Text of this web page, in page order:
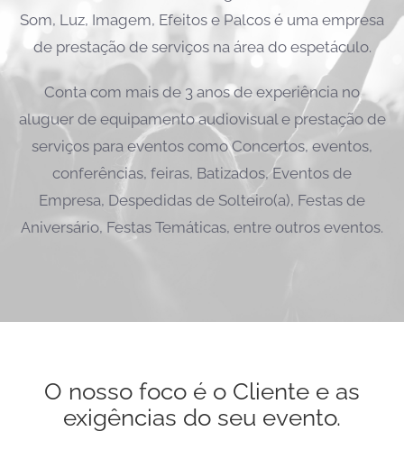
Som, Luz, Imagem, Efeitos e Palcos é uma empresa
de prestação de serviços na área do espetáculo.
Conta com mais de 3 anos de experiência no
aluguer de equipamento audiovisual e prestação de
serviços para eventos como Concertos, eventos,
conferências, feiras, Batizados, Eventos de
Empresa, Despedidas de Solteiro(a), Festas de
Aniversário, Festas Temáticas, entre outros eventos.
O nosso foco é o Cliente e as
exigências do seu evento.